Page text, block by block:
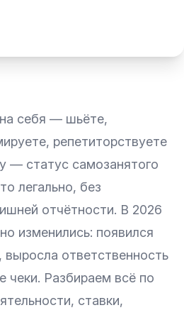
себя — шьёте,
репетиторствуете
— статус самозанятого
легально, без
отчётности. В 2026
изменились: появился
выросла ответственность
чеки. Разбираем всё по
ставки,